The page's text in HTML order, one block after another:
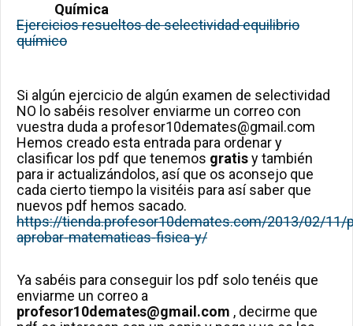
Química
Ejercicios resueltos de selectividad equilibrio
químico
Si algún ejercicio de algún examen de selectividad
NO lo sabéis resolver enviarme un correo con
vuestra duda a profesor10demates@gmail.com
Hemos creado esta entrada para ordenar y
clasificar los pdf que tenemos gratisy también
para ir actualizándolos, así que os aconsejo que
cada cierto tiempo la visitéis para así saber que
nuevos pdf hemos sacado.
https://tienda.profesor10demates.com/2013/02/11/
aprobar-matematicas-fisica-y/
Ya sabéis para conseguir los pdf solo tenéis que
enviarme un correo a
profesor10demates@gmail.com , decirme que